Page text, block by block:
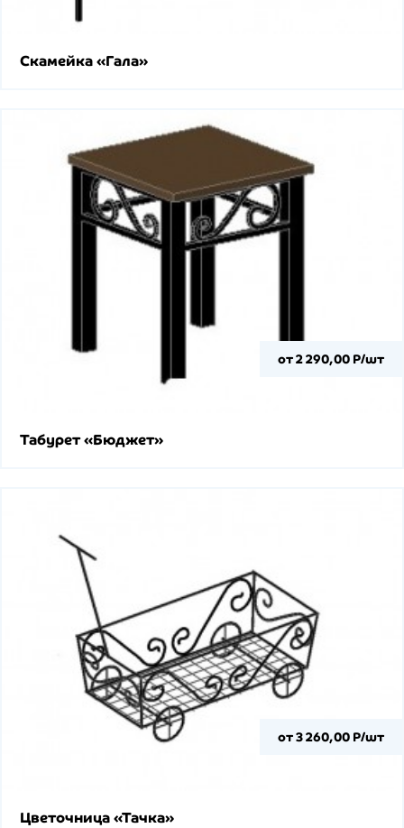
Скамейка «Гала»
от 2 290,00 Р/шт
Табурет «Бюджет»
от 3 260,00 Р/шт
Цветочница «Тачка»